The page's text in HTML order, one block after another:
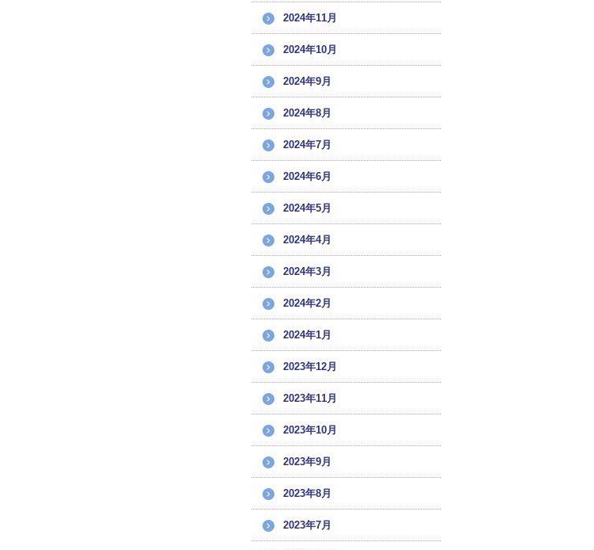
2024年11月
2024年10月
2024年9月
2024年8月
2024年7月
2024年6月
2024年5月
2024年4月
2024年3月
2024年2月
2024年1月
2023年12月
2023年11月
2023年10月
2023年9月
2023年8月
2023年7月